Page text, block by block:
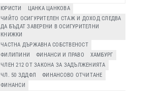
ЮРИСТИ
ЦАНКА ЦАНКОВА
ЧИЙТО ОСИГУРИТЕЛЕН СТАЖ И ДОХОД СЛЕДВА
ДА БЪДАТ ЗАВЕРЕНИ В ОСИГУРИТЕЛНИ
КНИЖКИ
ЧАСТНА ДЪРЖАВНА СОБСТВЕНОСТ
ФИЛИПИНИ
ФИНАНСИ И ПРАВО
ХАМБУРГ
ЧЛЕН 212 ОТ ЗАКОНА ЗА ЗАДЪЛЖЕНИЯТА
ЧЛ. 50 ЗДДФЛ
ФИНАНСОВО ОТЧИТАНЕ
ФИНАНСИ